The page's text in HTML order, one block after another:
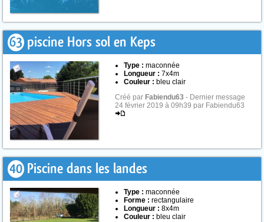
63 piscine Hors sol en Keps
Type : maconnée
Longueur : 7x4m
Couleur : bleu clair
Créé par Fabiendu63 - Dernier message
24 février 2019 à 09h39 par Fabiendu63
40 Piscine dans les landes
Type : maconnée
Forme : rectangulaire
Longueur : 8x4m
Couleur : bleu clair